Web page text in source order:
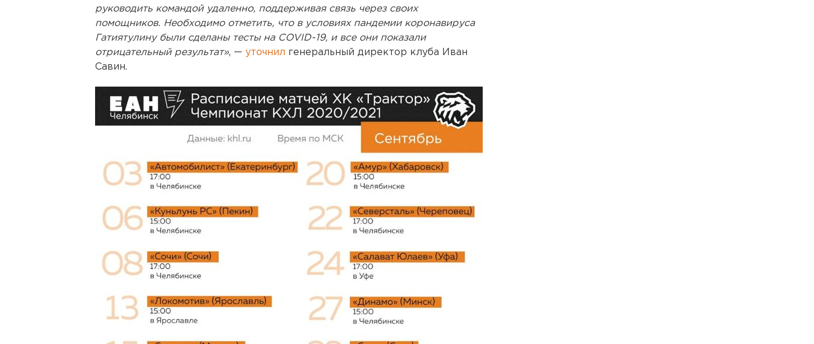
руководить командой удаленно, поддерживая связь через своих
помощников. Необходимо отметить, что в условиях пандемии коронавируса
Гатиятулину были сделаны тесты на COVID-19, и все они показали
отрицательный результат», — уточнил генеральный директор клуба Иван
Савин.